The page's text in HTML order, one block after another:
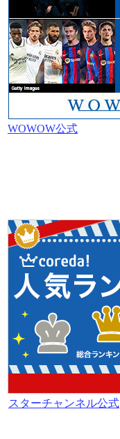
WOWOW公式
スターチャンネル公式